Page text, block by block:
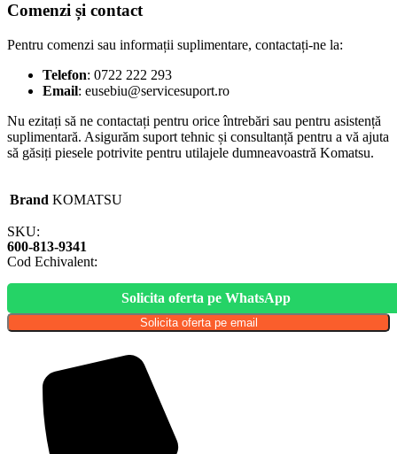
Comenzi și contact
Pentru comenzi sau informații suplimentare, contactați-ne la:
Telefon: 0722 222 293
Email: eusebiu@servicesuport.ro
Nu ezitați să ne contactați pentru orice întrebări sau pentru asistență
suplimentară. Asigurăm suport tehnic și consultanță pentru a vă ajuta
să găsiți piesele potrivite pentru utilajele dumneavoastră Komatsu.
Brand KOMATSU
SKU:
600-813-9341
Cod Echivalent:
Solicita oferta pe WhatsApp
Solicita oferta pe email